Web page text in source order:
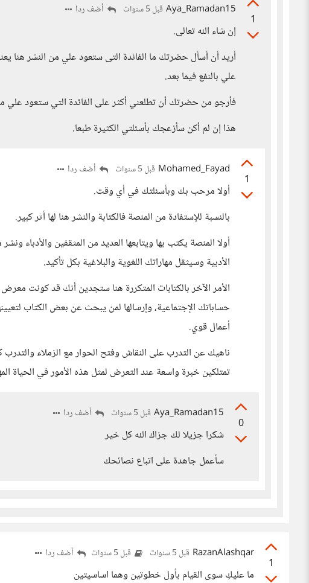
1
Aya_Ramadan15 قبل 5 سنوات أضف ردا
إن شاء الله تعالى.
أريد أن أسأل حضرتك ما الفائدة التى ستعود علي من النشر هنا
علي بالنفع فيما بعد.
فأرجو من حضرتك أن تطلعني أكثر على الفائدة التي ستعود
هذا إن لم أكن سأزعجك بأسئلتي الكثيرة طبعا.
1
Mohamed_Fayad قبل 5 سنوات أضف ردا
أولا مرحب بك وبأسئلتك في أي وقت.
بالنسبة للإستفادة من المنصة فالكتابة والنشر هنا لها أثر كبير.
أولا المنصة يكتب بها ويتابعها العديد من المثقفين والأدباء
الأدبية وسيثقل مهاراتك اللغوية والبلاغية بكل تأكيد.
الأمر الآخر بالكتابات المتكررة هنا ستجدين أنك قد كونت
حساباتك الإجتماعية، وإرسالها لمن يبحث عن بعض الكتاب
أعمال قوي.
ناهيك عن التدرب على النقاش وفتح الحوار مع الزملاء
تمتلكين خبرة واسعة عند التعرض لمثل هذه الأمور في الحياة
0
Aya_Ramadan15 قبل 5 سنوات أضف ردا
شكرا جزيلا لك جزاك الله كل خير
سأعمل جاهدة على اتباع نصائحك
1
RazanAlashqar قبل 5 سنوات قبل 5 سنوات أضف ردا
ما عليكِ سوى القيام بأول خطوتين وهما اساسيتين